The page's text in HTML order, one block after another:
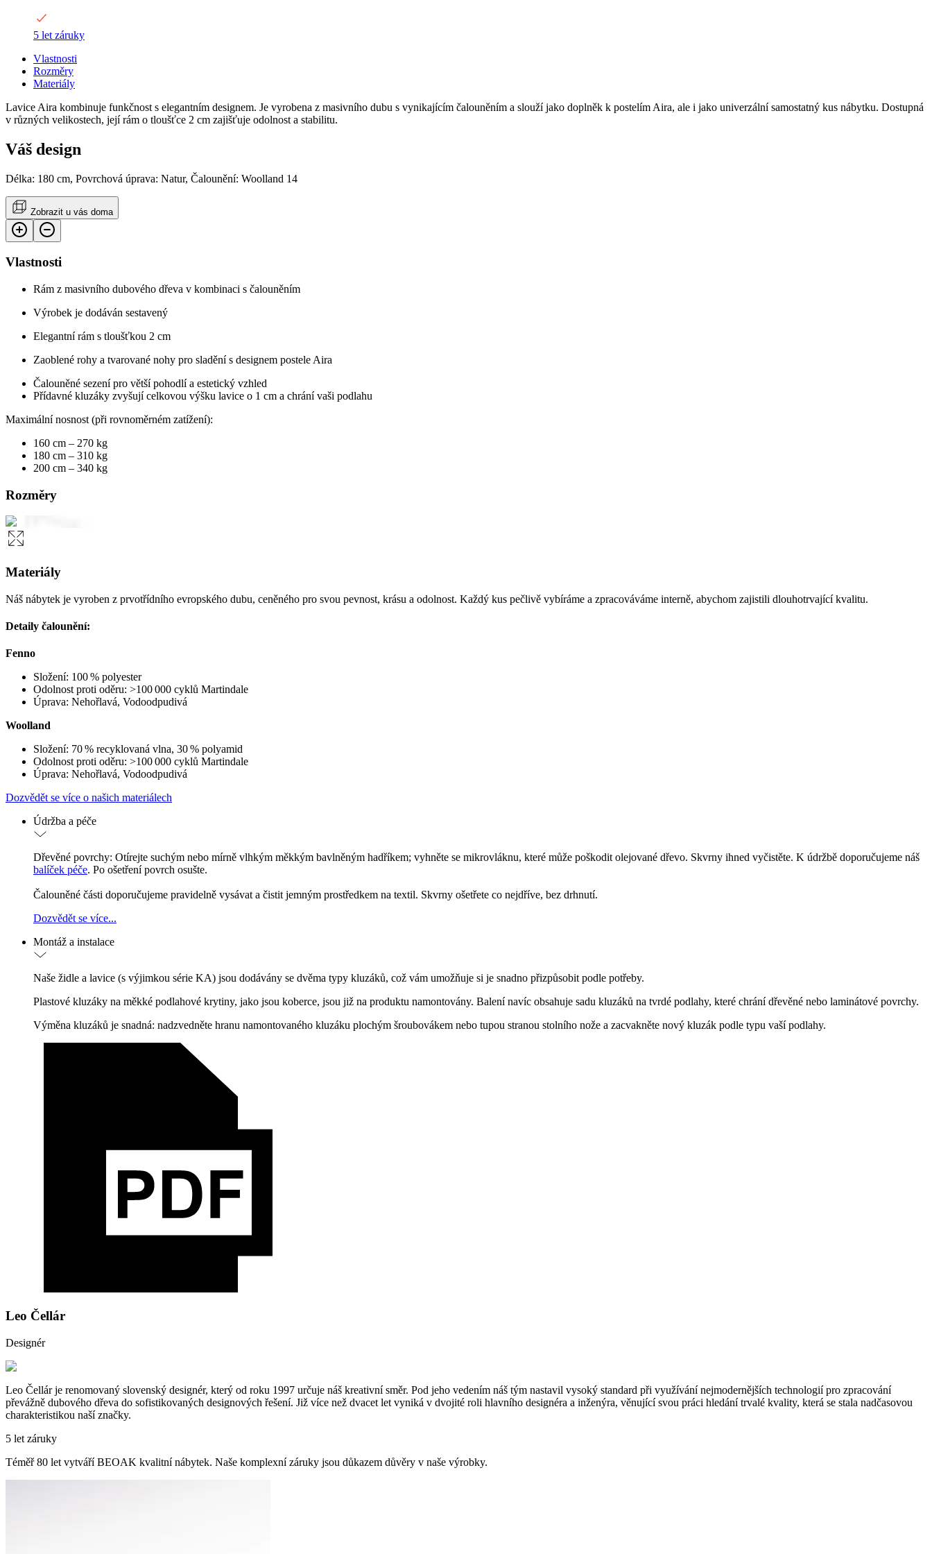
5 let záruky
Vlastnosti
Rozměry
Materiály
Lavice Aira kombinuje funkčnost s elegantním designem. Je vyrobena z masivního dubu s vynikajícím čalouněním a slouží jako doplněk k postelím Aira, ale i jako univerzální samostatný kus nábytku. Dostupná
v různých velikostech, její rám o tloušťce 2 cm zajišťuje odolnost a stabilitu.
Váš design
Délka: 180 cm, Povrchová úprava: Natur, Čalounění: Woolland 14
Zobrazit u vás doma
Vlastnosti
Rám z masivního dubového dřeva v kombinaci s čalouněním
Výrobek je dodáván sestavený
Elegantní rám s tloušťkou 2 cm
Zaoblené rohy a tvarované nohy pro sladění s designem postele Aira
Čalouněné sezení pro větší pohodlí a estetický vzhled
Přídavné kluzáky zvyšují celkovou výšku lavice o 1 cm a chrání vaši podlahu
Maximální nosnost (při rovnoměrném zatížení):
160 cm – 270 kg
180 cm – 310 kg
200 cm – 340 kg
Rozměry
Materiály
Náš nábytek je vyroben z prvotřídního evropského dubu, ceněného pro svou pevnost, krásu a odolnost. Každý kus pečlivě vybíráme a zpracováváme interně, abychom zajistili dlouhotrvající kvalitu.
Detaily čalounění:
Fenno
Složení: 100 % polyester
Odolnost proti oděru: >100 000 cyklů Martindale
Úprava: Nehořlavá, Vodoodpudivá
Woolland
Složení: 70 % recyklovaná vlna, 30 % polyamid
Odolnost proti oděru: >100 000 cyklů Martindale
Úprava: Nehořlavá, Vodoodpudivá
Dozvědět se více o našich materiálech
Údržba a péče
Dřevěné povrchy: Otírejte suchým nebo mírně vlhkým měkkým bavlněným hadříkem; vyhněte se mikrovláknu, které může poškodit olejované dřevo. Skvrny ihned vyčistěte. K údržbě doporučujeme náš
balíček péče. Po ošetření povrch osušte.
Čalouněné části doporučujeme pravidelně vysávat a čistit jemným prostředkem na textil. Skvrny ošetřete co nejdříve, bez drhnutí.
Dozvědět se více...
Montáž a instalace
Naše židle a lavice (s výjimkou série KA) jsou dodávány se dvěma typy kluzáků, což vám umožňuje si je snadno přizpůsobit podle potřeby.
Plastové kluzáky na měkké podlahové krytiny, jako jsou koberce, jsou již na produktu namontovány. Balení navíc obsahuje sadu kluzáků na tvrdé podlahy, které chrání dřevěné nebo laminátové povrchy.
Výměna kluzáků je snadná: nadzvedněte hranu namontovaného kluzáku plochým šroubovákem nebo tupou stranou stolního nože a zacvakněte nový kluzák podle typu vaší podlahy.
Leo Čellár
Designér
Leo Čellár je renomovaný slovenský designér, který od roku 1997 určuje náš kreativní směr. Pod jeho vedením náš tým nastavil vysoký standard při využívání nejmodernějších technologií pro zpracování
převážně dubového dřeva do sofistikovaných designových řešení. Již více než dvacet let vyniká v dvojité roli hlavního designéra a inženýra, věnující svou práci hledání trvalé kvality, která se stala nadčasovou
charakteristikou naší značky.
5 let záruky
Téměř 80 let vytváří BEOAK kvalitní nábytek. Naše komplexní záruky jsou důkazem důvěry v naše výrobky.